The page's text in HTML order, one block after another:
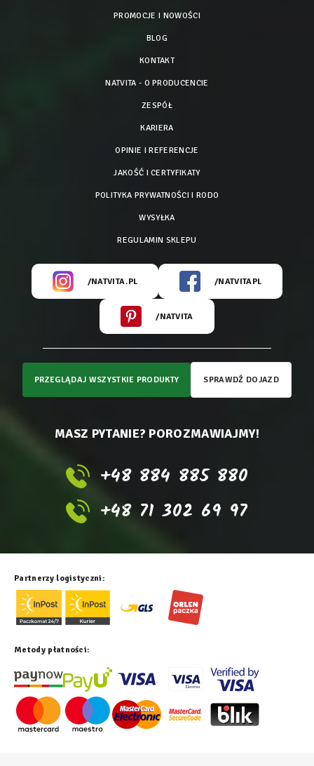
PROMOCJE I NOWOŚCI
BLOG
KONTAKT
NATVITA - O PRODUCENCIE
ZESPÓŁ
KARIERA
OPINIE I REFERENCJE
JAKOŚĆ I CERTYFIKATY
POLITYKA PRYWATNOŚCI I RODO
WYSYŁKA
REGULAMIN SKLEPU
/NATVITA.PL /NATVITAPL
/NATVITA
PRZEGLĄDAJ WSZYSTKIE PRODUKTY SPRAWDŹ DOJAZD
MASZ PYTANIE? POROZMAWIAJMY!
+48 884 885 880
+48 71 302 69 97
Partnerzy logistyczni:
Metody płatności: